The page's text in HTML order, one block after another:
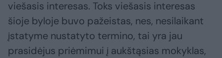
viešasis interesas. Toks viešasis interesas
šioje byloje buvo pažeistas, nes, nesilaikant
įstatyme nustatyto termino, tai yra jau
prasidėjus priėmimui į aukštąsias mokyklas,